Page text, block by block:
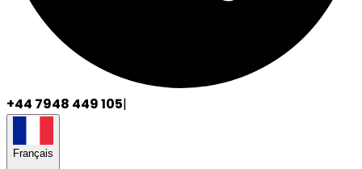
+44 7948 449 105|
Français